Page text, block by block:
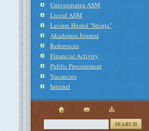
Universitatea ASM
Liceul ASM
Leisure Hostel "Ştiinţa"
Akademos Journal
References
Financial Activity
Public Procurement
Vacancies
Intranet
SEARCH